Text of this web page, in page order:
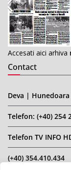
Accesati aici arhiva
Contact
Deva |
Telefon: (+40) 254
Telefon TV INFO
(+40) 354.410.434